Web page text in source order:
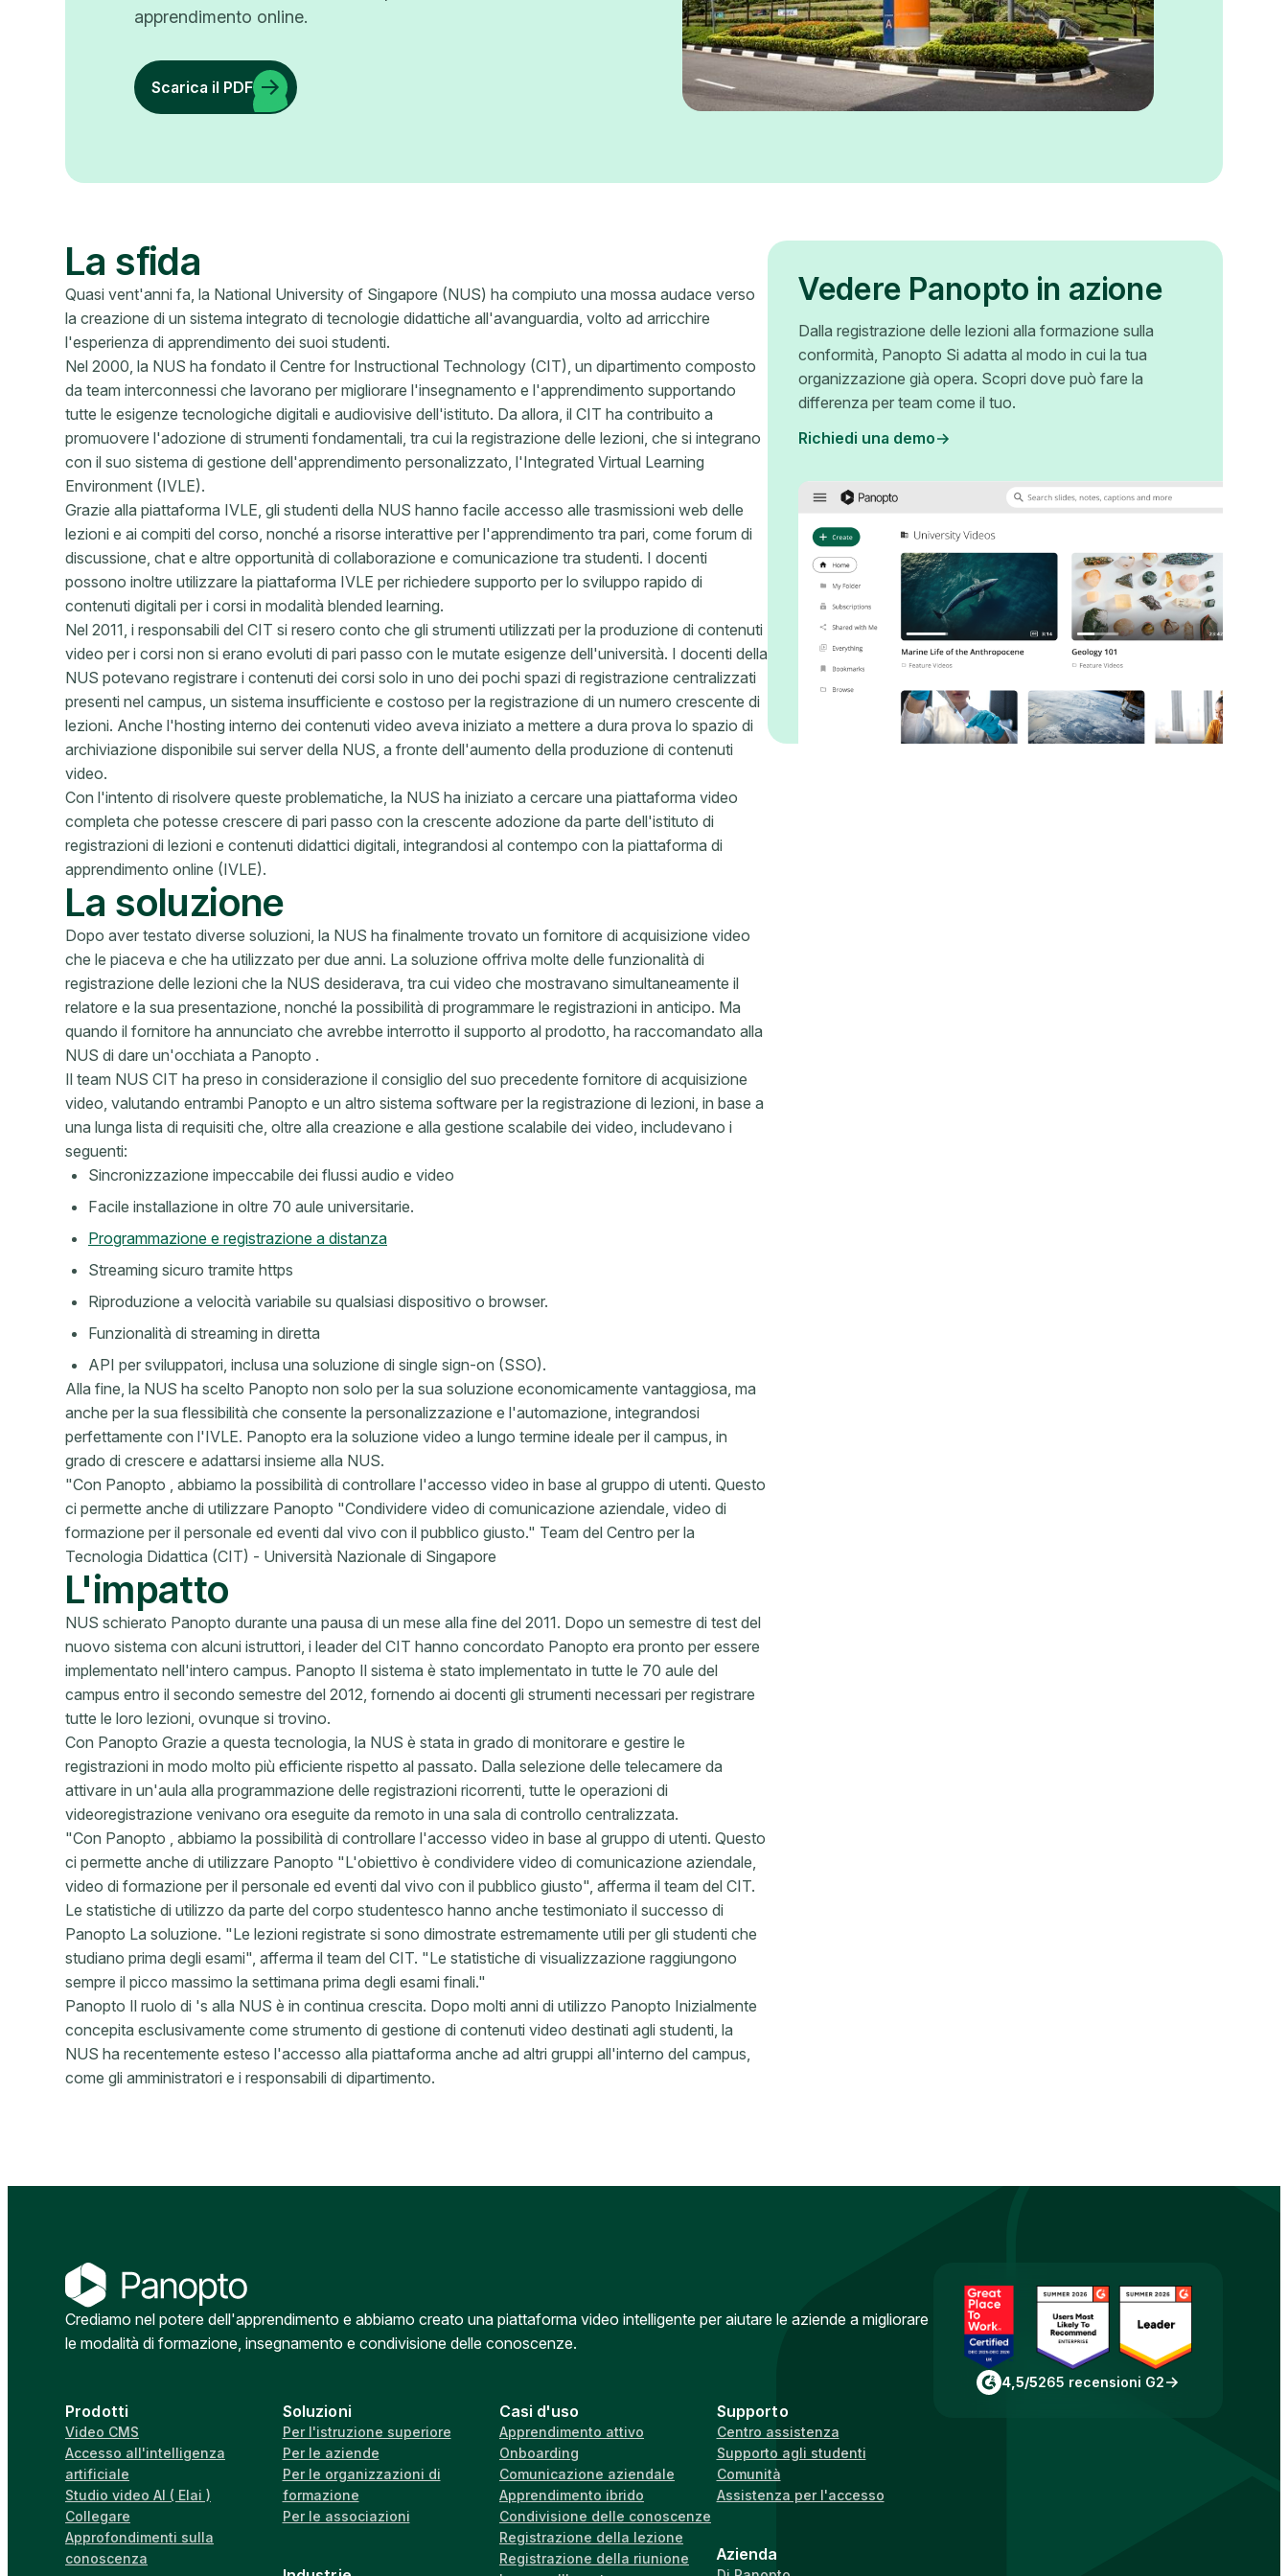
apprendimento online.
Scarica il PDF
La sfida
Quasi vent'anni fa, la National University of Singapore (NUS) ha compiuto una mossa audace verso
la creazione di un sistema integrato di tecnologie didattiche all'avanguardia, volto ad arricchire
l'esperienza di apprendimento dei suoi studenti.
Nel 2000, la NUS ha fondato il Centre for Instructional Technology (CIT), un dipartimento composto
da team interconnessi che lavorano per migliorare l'insegnamento e l'apprendimento supportando
tutte le esigenze tecnologiche digitali e audiovisive dell'istituto. Da allora, il CIT ha contribuito a
promuovere l'adozione di strumenti fondamentali, tra cui la registrazione delle lezioni, che si integrano
con il suo sistema di gestione dell'apprendimento personalizzato, l'Integrated Virtual Learning
Environment (IVLE).
Grazie alla piattaforma IVLE, gli studenti della NUS hanno facile accesso alle trasmissioni web delle
lezioni e ai compiti del corso, nonché a risorse interattive per l'apprendimento tra pari, come forum di
discussione, chat e altre opportunità di collaborazione e comunicazione tra studenti. I docenti
possono inoltre utilizzare la piattaforma IVLE per richiedere supporto per lo sviluppo rapido di
contenuti digitali per i corsi in modalità blended learning.
Nel 2011, i responsabili del CIT si resero conto che gli strumenti utilizzati per la produzione di contenuti
video per i corsi non si erano evoluti di pari passo con le mutate esigenze dell'università. I ​​docenti della
NUS potevano registrare i contenuti dei corsi solo in uno dei pochi spazi di registrazione centralizzati
presenti nel campus, un sistema insufficiente e costoso per la registrazione di un numero crescente di
lezioni. Anche l'hosting interno dei contenuti video aveva iniziato a mettere a dura prova lo spazio di
archiviazione disponibile sui server della NUS, a fronte dell'aumento della produzione di contenuti
video.
Con l'intento di risolvere queste problematiche, la NUS ha iniziato a cercare una piattaforma video
completa che potesse crescere di pari passo con la crescente adozione da parte dell'istituto di
registrazioni di lezioni e contenuti didattici digitali, integrandosi al contempo con la piattaforma di
apprendimento online (IVLE).
La soluzione
Dopo aver testato diverse soluzioni, la NUS ha finalmente trovato un fornitore di acquisizione video
che le piaceva e che ha utilizzato per due anni. La soluzione offriva molte delle funzionalità di
registrazione delle lezioni che la NUS desiderava, tra cui video che mostravano simultaneamente il
relatore e la sua presentazione, nonché la possibilità di programmare le registrazioni in anticipo. Ma
quando il fornitore ha annunciato che avrebbe interrotto il supporto al prodotto, ha raccomandato alla
NUS di dare un'occhiata a Panopto .
Il team NUS CIT ha preso in considerazione il consiglio del suo precedente fornitore di acquisizione
video, valutando entrambi Panopto e un altro sistema software per la registrazione di lezioni, in base a
una lunga lista di requisiti che, oltre alla creazione e alla gestione scalabile dei video, includevano i
seguenti:
Sincronizzazione impeccabile dei flussi audio e video
Facile installazione in oltre 70 aule universitarie.
Programmazione e registrazione a distanza
Streaming sicuro tramite https
Riproduzione a velocità variabile su qualsiasi dispositivo o browser.
Funzionalità di streaming in diretta
API per sviluppatori, inclusa una soluzione di single sign-on (SSO).
Alla fine, la NUS ha scelto Panopto non solo per la sua soluzione economicamente vantaggiosa, ma
anche per la sua flessibilità che consente la personalizzazione e l'automazione, integrandosi
perfettamente con l'IVLE. Panopto era la soluzione video a lungo termine ideale per il campus, in
grado di crescere e adattarsi insieme alla NUS.
"Con Panopto , abbiamo la possibilità di controllare l'accesso video in base al gruppo di utenti. Questo
ci permette anche di utilizzare Panopto "Condividere video di comunicazione aziendale, video di
formazione per il personale ed eventi dal vivo con il pubblico giusto." Team del Centro per la
Tecnologia Didattica (CIT) - Università Nazionale di Singapore
L'impatto
NUS schierato Panopto durante una pausa di un mese alla fine del 2011. Dopo un semestre di test del
nuovo sistema con alcuni istruttori, i leader del CIT hanno concordato Panopto era pronto per essere
implementato nell'intero campus. Panopto Il sistema è stato implementato in tutte le 70 aule del
campus entro il secondo semestre del 2012, fornendo ai docenti gli strumenti necessari per registrare
tutte le loro lezioni, ovunque si trovino.
Con Panopto Grazie a questa tecnologia, la NUS è stata in grado di monitorare e gestire le
registrazioni in modo molto più efficiente rispetto al passato. Dalla selezione delle telecamere da
attivare in un'aula alla programmazione delle registrazioni ricorrenti, tutte le operazioni di
videoregistrazione venivano ora eseguite da remoto in una sala di controllo centralizzata.
"Con Panopto , abbiamo la possibilità di controllare l'accesso video in base al gruppo di utenti. Questo
ci permette anche di utilizzare Panopto "L'obiettivo è condividere video di comunicazione aziendale,
video di formazione per il personale ed eventi dal vivo con il pubblico giusto", afferma il team del CIT.
Le statistiche di utilizzo da parte del corpo studentesco hanno anche testimoniato il successo di
Panopto La soluzione. "Le lezioni registrate si sono dimostrate estremamente utili per gli studenti che
studiano prima degli esami", afferma il team del CIT. "Le statistiche di visualizzazione raggiungono
sempre il picco massimo la settimana prima degli esami finali."
Panopto Il ruolo di 's alla NUS è in continua crescita. Dopo molti anni di utilizzo Panopto Inizialmente
concepita esclusivamente come strumento di gestione di contenuti video destinati agli studenti, la
NUS ha recentemente esteso l'accesso alla piattaforma anche ad altri gruppi all'interno del campus,
come gli amministratori e i responsabili di dipartimento.
Vedere Panopto in azione
Dalla registrazione delle lezioni alla formazione sulla
conformità, Panopto Si adatta al modo in cui la tua
organizzazione già opera. Scopri dove può fare la
differenza per team come il tuo.
Richiedi una demo
Crediamo nel potere dell'apprendimento e abbiamo creato una piattaforma video intelligente per aiutare le aziende a migliorare
le modalità di formazione, insegnamento e condivisione delle conoscenze.
Prodotti
Video CMS
Accesso all'intelligenza
artificiale
Studio video AI ( Elai )
Collegare
Approfondimenti sulla
conoscenza
Soluzioni
Per l'istruzione superiore
Per le aziende
Per le organizzazioni di
formazione
Per le associazioni
Casi d'uso
Apprendimento attivo
Onboarding
Comunicazione aziendale
Apprendimento ibrido
Condivisione delle conoscenze
Registrazione della lezione
Registrazione della riunione
Supporto
Centro assistenza
Supporto agli studenti
Comunità
Assistenza per l'accesso
Azienda
4,5/5265 recensioni G2